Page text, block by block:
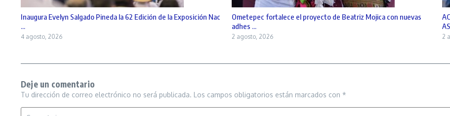
Inaugura Evelyn Salgado Pineda la 62 Edición de la Exposición Nac
4 agosto, 2026
Ometepec fortalece el proyecto de Beatriz Mojica con nuevas
adhes ...
2 agosto, 2026 2
Deje un comentario
Tu dirección de correo electrónico no será publicada. Los campos obligatorios están marcados con *